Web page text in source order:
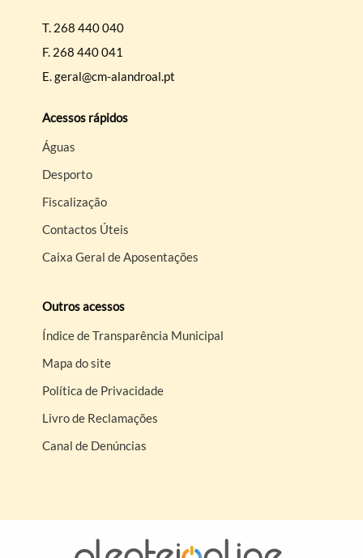
Categorias gerais
Filtros
T. 268 440 040
F. 268 440 041
E.geral@cm-alandroal.pt
Acessos rápidos
Águas
Desporto
Fiscalização
Contactos Úteis
Caixa Geral de Aposentações
Outros acessos
Índice de Transparência Municipal
Mapa do site
Política de Privacidade
Livro de Reclamações
Canal de Denúncias